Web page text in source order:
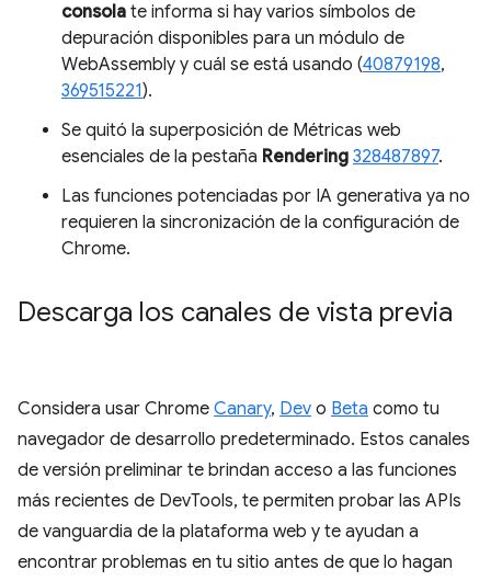
consola te informa si hay varios símbolos de
depuración disponibles para un módulo de
WebAssembly y cuál se está usando (40879198,
369515221).
Se quitó la superposición de Métricas web
esenciales de la pestaña Rendering 328487897.
Las funciones potenciadas por IA generativa ya no
requieren la sincronización de la configuración de
Chrome.
Descarga los canales de vista previa
Considera usar Chrome Canary, Dev o Beta como tu
navegador de desarrollo predeterminado. Estos canales
de versión preliminar te brindan acceso a las funciones
más recientes de DevTools, te permiten probar las APIs
de vanguardia de la plataforma web y te ayudan a
encontrar problemas en tu sitio antes de que lo hagan